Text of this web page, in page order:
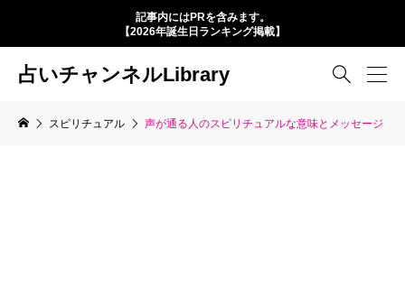
記事内にはPRを含みます。
【2026年誕生日ランキング掲載】
占いチャンネルLibrary 
スピリチュアル 声が通る人のスピリチュアルな意味とメッセージ